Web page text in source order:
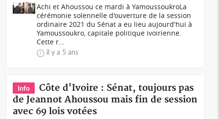
Achi et Ahoussou ce mardi à YamoussoukroLa
cérémonie solennelle d'ouverture de la session
ordinaire 2021 du Sénat a eu lieu aujourd'hui à
Yamoussoukro, capitale politique ivoirienne.
Cette r...
il y a 5 ans
Info
Côte d'Ivoire : Sénat, toujours pas
de Jeannot Ahoussou mais fin de session
avec 69 lois votées